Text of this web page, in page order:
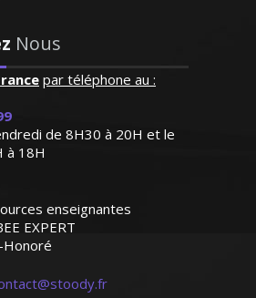
bon contact, identifie
les lacunes de
Très bonne
l'apprentissage.
très agréable et
serviable"
R.Y (Saint Cloud, élève
en cinquième)
de l’éducation nationale depuis
Je donne des cours particuliers
aussi bien pour les
que pour les étudiants du
(BTS, DUT et licence). Rendre
mathématiques accessibles et
est mon ambition
Nous
par téléphone au :
de 8H30 à 20H et le
à 18H
enseignantes
EXPERT
Honoré